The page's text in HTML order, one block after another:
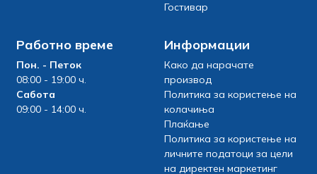
Гостивар
Работно време
Пон. - Петок
08:00 - 19:00 ч.
Сабота
09:00 - 14:00 ч.
Информации
Како да нарачате
производ
Политика за користење на
колачиња
Плаќање
Политика за користење на
личните податоци за цели
на директен маркетинг